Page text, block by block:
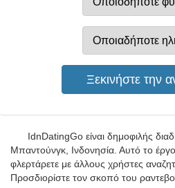
IdnDatingGo είναι δημοφιλής
Μπαντούνγκ, Ινδονησία. Αυτό το
φλερτάρετε με άλλους χρήστες
Προσδιορίστε τον σκοπό του